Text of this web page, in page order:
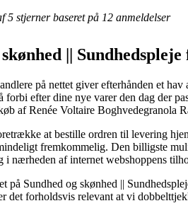
5 stjerner baseret på 12 anmeldelser
||
på nettet giver efterhånden et
forbi efter dine nye varer den dag der
af Renée Voltaire Boghvedegranola
at bestille ordren til levering
fremkommelig. Den billigste
i nærheden af internet webshoppens
på Sundhed og skønhed ||
det forholdsvis relevant at vi